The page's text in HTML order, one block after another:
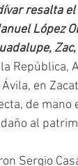
resalta
López
República,
en
de
al
Sergio